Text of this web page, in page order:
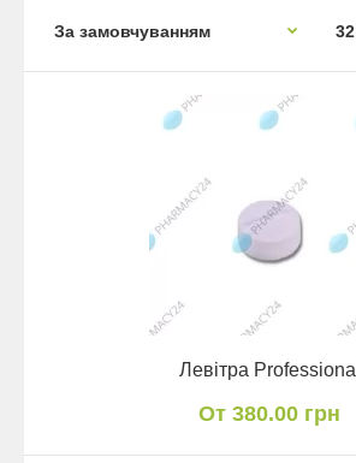
Левітра Professional
От 380.00 грн